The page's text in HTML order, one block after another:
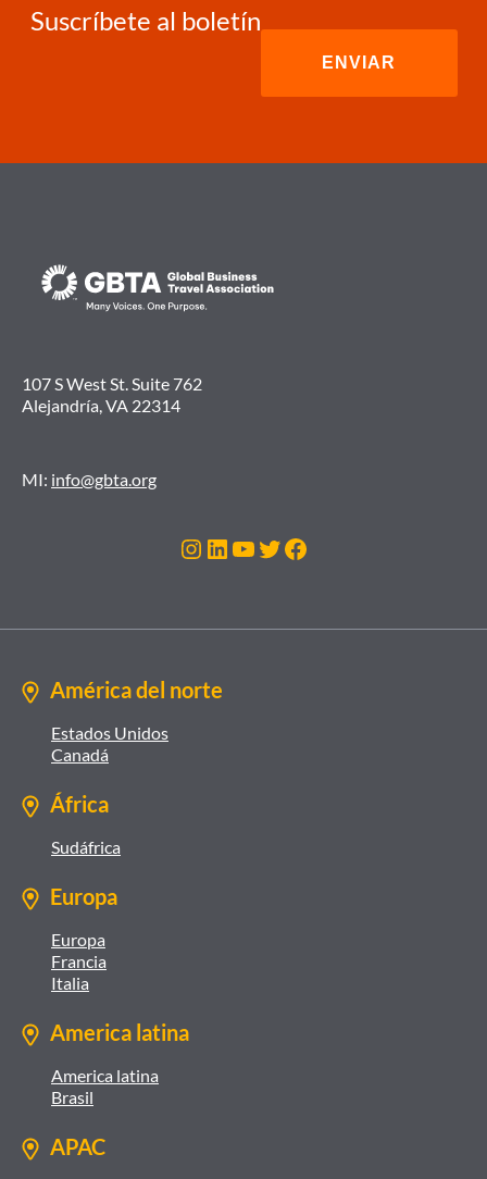
PRECHECK
Suscríbete al boletín
107 S West St. Suite 762
Alejandría, VA 22314
MI: info@gbta.org
Instagram
LinkedIn
YouTube
Twitter
Facebook
América del norte
Estados Unidos
Canadá
África
Sudáfrica
Europa
Europa
Francia
Italia
America latina
America latina
Brasil
APAC